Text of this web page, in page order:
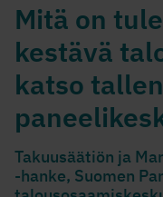
Mitä on
kestävä
katso
Takuusäätiön ja
-hanke, Suomen